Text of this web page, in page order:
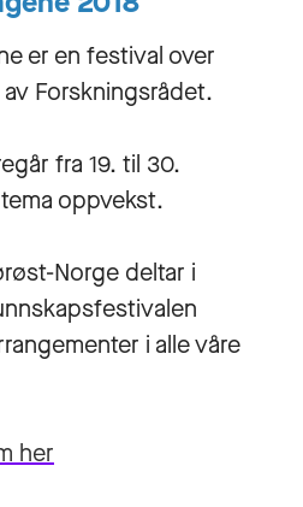
er en festival over
Forskningsrådet.
fra 19. til 30.
oppvekst.
Norge deltar i
i alle våre
her